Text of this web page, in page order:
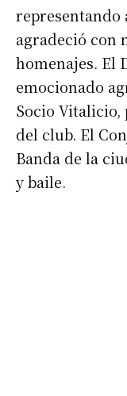
representando
agradeció con
homenajes. El
emocionado
Socio Vitalicio,
del club. El
Banda de la
y baile.